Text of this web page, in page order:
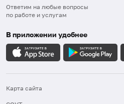
Ответим на любые вопросы
по работе и услугам
В приложении удобнее
Карта сайта